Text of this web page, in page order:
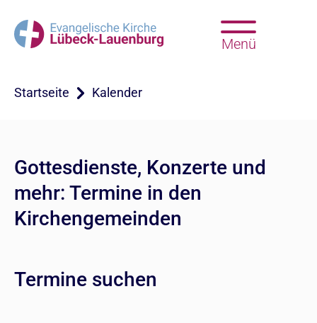
Menü
Startseite Kalender
Gottesdienste, Konzerte und
mehr: Termine in den
Kirchengemeinden
Termine suchen